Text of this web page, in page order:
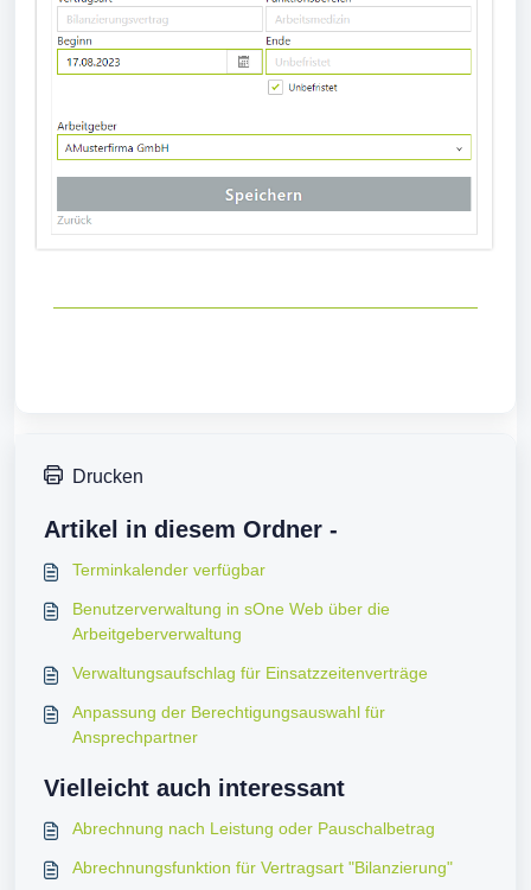
Drucken
Artikel in diesem Ordner -
Terminkalender verfügbar
Benutzerverwaltung in sOne Web über die
Arbeitgeberverwaltung
Verwaltungsaufschlag für Einsatzzeitenverträge
Anpassung der Berechtigungsauswahl für
Ansprechpartner
Vielleicht auch interessant
Abrechnung nach Leistung oder Pauschalbetrag
Abrechnungsfunktion für Vertragsart "Bilanzierung"